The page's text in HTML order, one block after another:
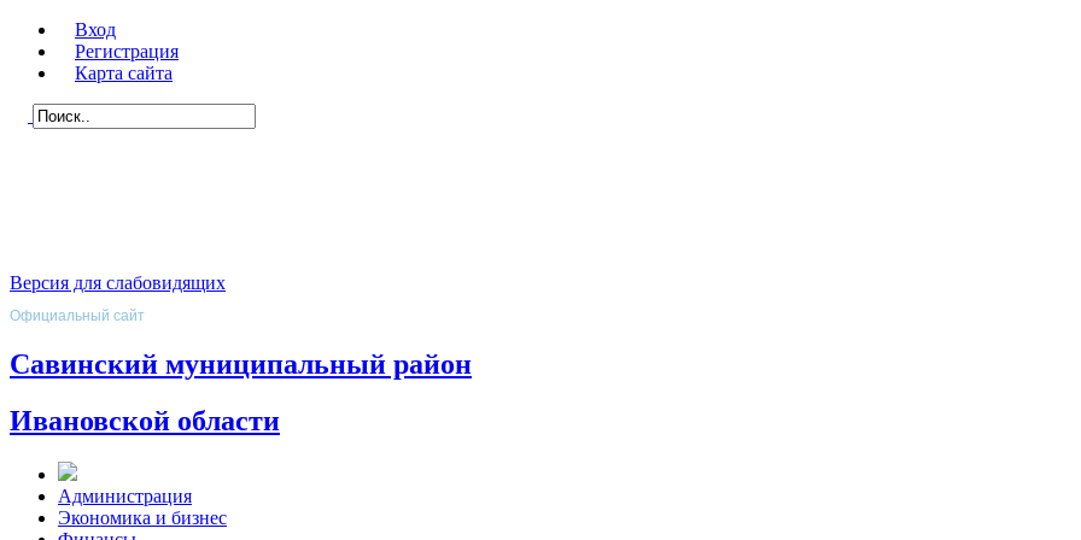
Вход
Регистрация
Карта сайта
Версия для слабовидящих
Официальный сайт
Савинский муниципальный район
Ивановской области
Администрация
Экономика и бизнес